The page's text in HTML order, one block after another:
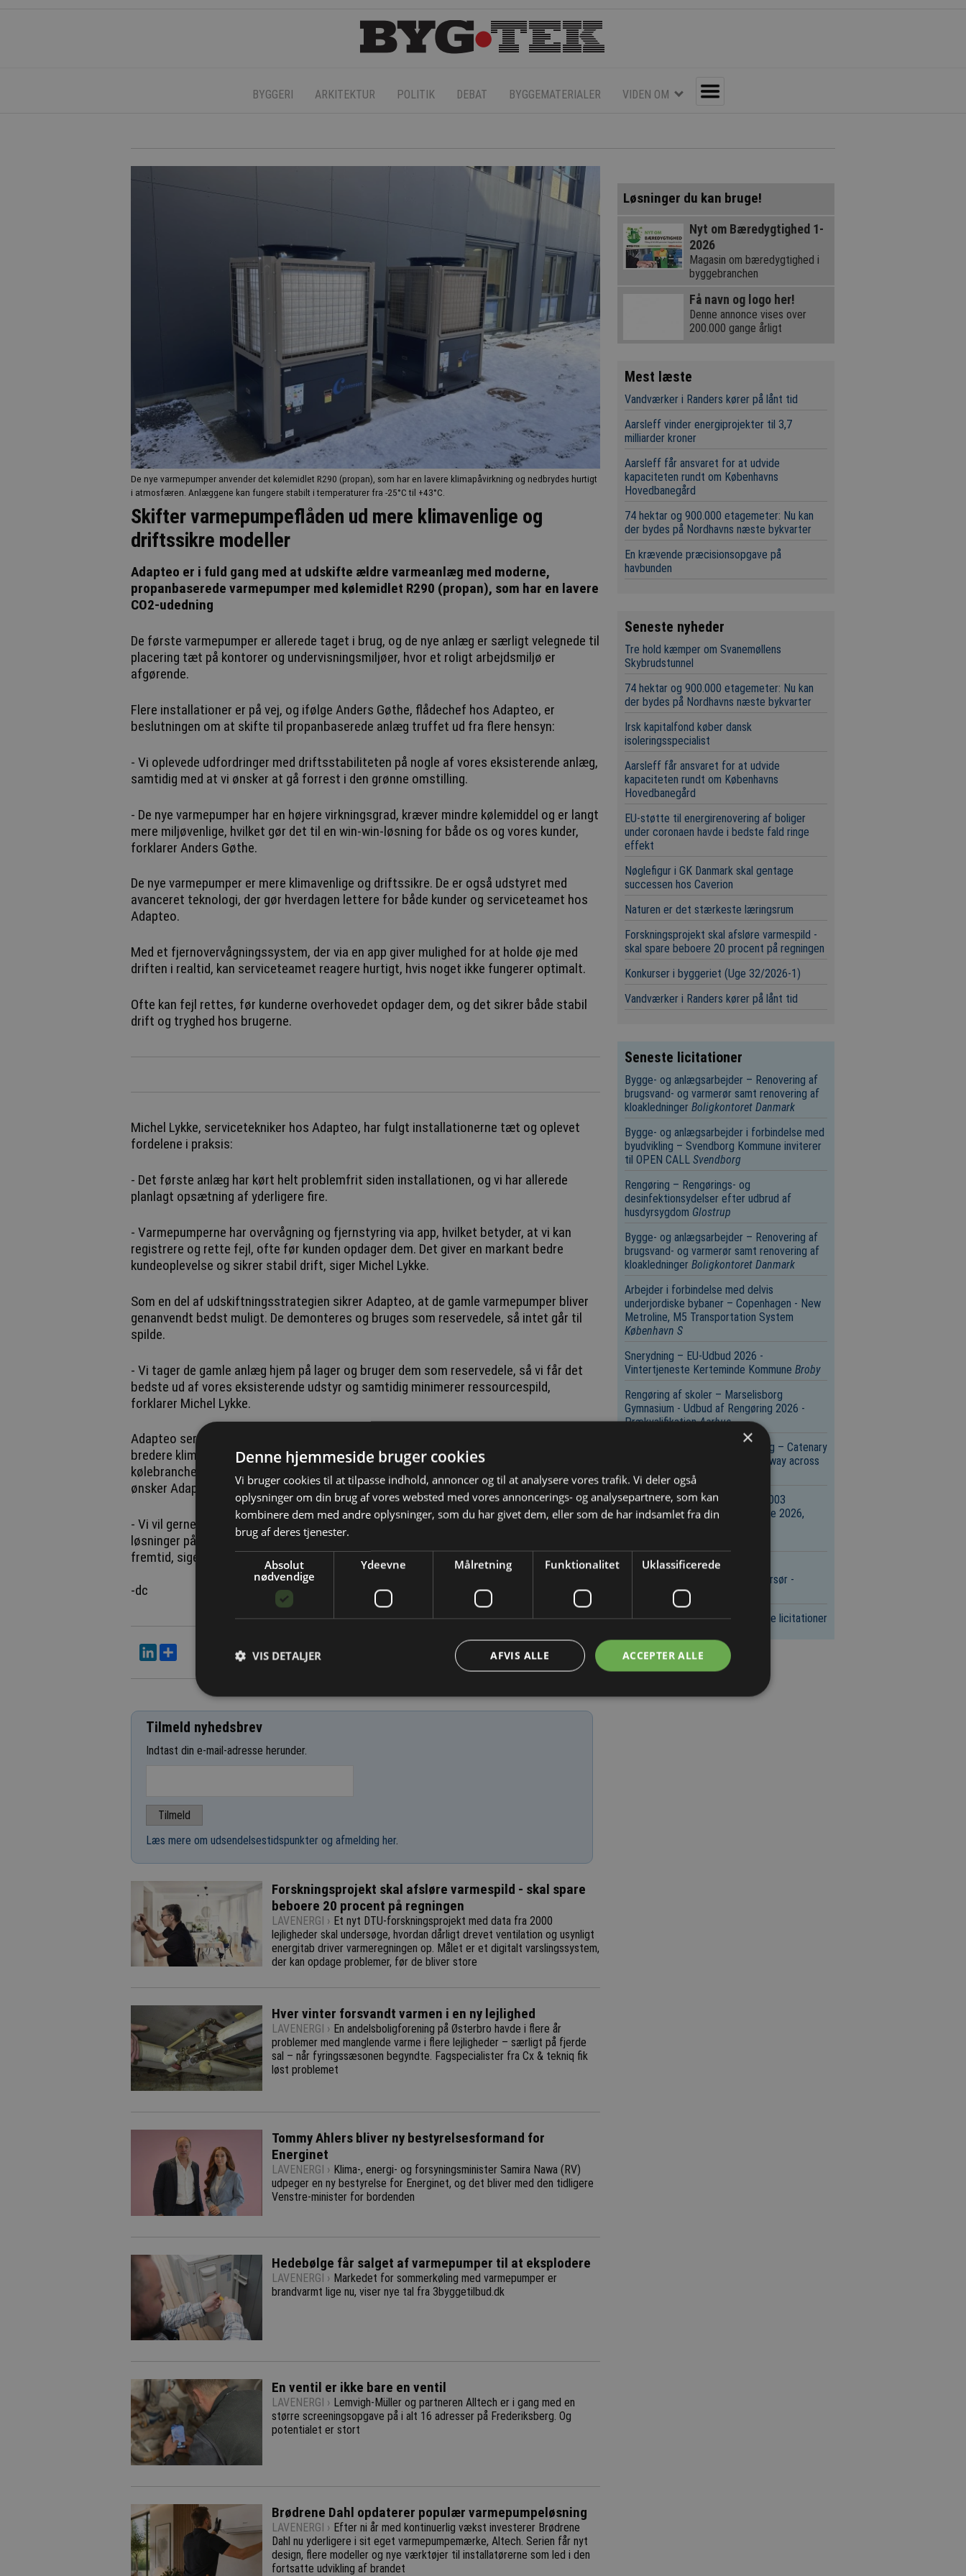
BYGGERI ARKITEKTUR POLITIK DEBAT BYGGEMATERIALER VIDEN OM
De nye varmepumper anvender det kølemidlet R290 (propan), som har en lavere klimapåvirkning og nedbrydes hurtigt
i atmosfæren. Anlæggene kan fungere stabilt i temperaturer fra -25°C til +43°C.
Skifter varmepumpeflåden ud mere klimavenlige og
driftssikre modeller
Adapteo er i fuld gang med at udskifte ældre varmeanlæg med moderne,
propanbaserede varmepumper med kølemidlet R290 (propan), som har en lavere
CO2-udedning
De første varmepumper er allerede taget i brug, og de nye anlæg er særligt velegnede til
placering tæt på kontorer og undervisningsmiljøer, hvor et roligt arbejdsmiljø er
afgørende.
Flere installationer er på vej, og ifølge Anders Gøthe, flådechef hos Adapteo, er
beslutningen om at skifte til propanbaserede anlæg truffet ud fra flere hensyn:
- Vi oplevede udfordringer med driftsstabiliteten på nogle af vores eksisterende anlæg,
samtidig med at vi ønsker at gå forrest i den grønne omstilling.
- De nye varmepumper har en højere virkningsgrad, kræver mindre kølemiddel og er langt
mere miljøvenlige, hvilket gør det til en win-win-løsning for både os og vores kunder,
forklarer Anders Gøthe.
De nye varmepumper er mere klimavenlige og driftssikre. De er også udstyret med
avanceret teknologi, der gør hverdagen lettere for både kunder og serviceteamet hos
Adapteo.
Med et fjernovervågningssystem, der via en app giver mulighed for at holde øje med
driften i realtid, kan serviceteamet reagere hurtigt, hvis noget ikke fungerer optimalt.
Ofte kan fejl rettes, før kunderne overhovedet opdager dem, og det sikrer både stabil
drift og tryghed hos brugerne.
Michel Lykke, servicetekniker hos Adapteo, har fulgt installationerne tæt og oplevet
fordelene i praksis:
- Det første anlæg har kørt helt problemfrit siden installationen, og vi har allerede
planlagt opsætning af yderligere fire.
- Varmepumperne har overvågning og fjernstyring via app, hvilket betyder, at vi kan
registrere og rette fejl, ofte før kunden opdager dem. Det giver en markant bedre
kundeoplevelse og sikrer stabil drift, siger Michel Lykke.
Som en del af udskiftningsstrategien sikrer Adapteo, at de gamle varmepumper bliver
genanvendt bedst muligt. De demonteres og bruges som reservedele, så intet går til
spilde.
- Vi tager de gamle anlæg hjem på lager og bruger dem som reservedele, så vi får det
bedste ud af vores eksisterende udstyr og samtidig minimerer ressourcespild,
forklarer Michel Lykke.
Adapteo ser skiftet mod varmepumper med kølemidlet R290 (propan) som en del af en
bredere klimavenlig strategi. Virksomheden forventer, at strengere miljøkrav i
kølebranchen vil drive en generel overgang til mere klimavenlige løsninger, og her
ønsker Adapteo at være på forkant.
- Vi vil gerne være ansvarlige og gå forrest med de mest driftssikre og miljøvenlige
løsninger på markedet. Det er en investering i både vores kunders og vores egen
fremtid, siger Anders Gøthe.
-dc
LinkedIn 20/2 2025
Tilmeld nyhedsbrev
Indtast din e-mail-adresse herunder.
Læs mere om udsendelsestidspunkter og afmelding her.
Forskningsprojekt skal afsløre varmespild - skal spare
beboere 20 procent på regningen
LAVENERGI › Et nyt DTU-forskningsprojekt med data fra 2000
lejligheder skal undersøge, hvordan dårligt drevet ventilation og usynligt
energitab driver varmeregningen op. Målet er et digitalt varslingssystem,
der kan opdage problemer, før de bliver store
Hver vinter forsvandt varmen i en ny lejlighed
LAVENERGI › En andelsboligforening på Østerbro havde i flere år
problemer med manglende varme i flere lejligheder – særligt på fjerde
sal – når fyringssæsonen begyndte. Fagspecialister fra Cx & tekniq fik
løst problemet
Tommy Ahlers bliver ny bestyrelsesformand for
Energinet
LAVENERGI › Klima-, energi- og forsyningsminister Samira Nawa (RV)
udpeger en ny bestyrelse for Energinet, og det bliver med den tidligere
Venstre-minister for bordenden
Hedebølge får salget af varmepumper til at eksplodere
LAVENERGI › Markedet for sommerkøling med varmepumper er
brandvarmt lige nu, viser nye tal fra 3byggetilbud.dk
En ventil er ikke bare en ventil
LAVENERGI › Lemvigh-Müller og partneren Alltech er i gang med en
større screeningsopgave på i alt 16 adresser på Frederiksberg. Og
potentialet er stort
Brødrene Dahl opdaterer populær varmepumpeløsning
LAVENERGI › Efter ni år med kontinuerlig vækst investerer Brødrene
Dahl nu yderligere i sit eget varmepumpemærke, Altech. Serien får nyt
design, flere modeller og nye værktøjer til installatørerne som led i den
fortsatte udvikling af brandet
Løsninger du kan bruge!
Nyt om Bæredygtighed 1-
2026
Magasin om bæredygtighed i
byggebranchen
Få navn og logo her!
Denne annonce vises over
200.000 gange årligt
Mest læste
Vandværker i Randers kører på lånt tid
Aarsleff vinder energiprojekter til 3,7
milliarder kroner
Aarsleff får ansvaret for at udvide
kapaciteten rundt om Københavns
Hovedbanegård
74 hektar og 900.000 etagemeter: Nu kan
der bydes på Nordhavns næste bykvarter
En krævende præcisionsopgave på
havbunden
Seneste nyheder
Tre hold kæmper om Svanemøllens
Skybrudstunnel
74 hektar og 900.000 etagemeter: Nu kan
der bydes på Nordhavns næste bykvarter
Irsk kapitalfond køber dansk
isoleringsspecialist
Aarsleff får ansvaret for at udvide
kapaciteten rundt om Københavns
Hovedbanegård
EU-støtte til energirenovering af boliger
under coronaen havde i bedste fald ringe
effekt
Nøglefigur i GK Danmark skal gentage
successen hos Caverion
Naturen er det stærkeste læringsrum
Forskningsprojekt skal afsløre varmespild -
skal spare beboere 20 procent på regningen
Konkurser i byggeriet (Uge 32/2026-1)
Vandværker i Randers kører på lånt tid
Seneste licitationer
Bygge- og anlægsarbejder – Renovering af
brugsvand- og varmerør samt renovering af
kloakledninger Boligkontoret Danmark
Bygge- og anlægsarbejder i forbindelse med
byudvikling – Svendborg Kommune inviterer
til OPEN CALL Svendborg
Rengøring – Rengørings- og
desinfektionsydelser efter udbrud af
husdyrsygdom Glostrup
Bygge- og anlægsarbejder – Renovering af
brugsvand- og varmerør samt renovering af
kloakledninger Boligkontoret Danmark
Arbejder i forbindelse med delvis
underjordiske bybaner – Copenhagen - New
Metroline, M5 Transportation System
København S
Snerydning – EU-Udbud 2026 -
Vintertjeneste Kerteminde Kommune Broby
Rengøring af skoler – Marselisborg
Gymnasium - Udbud af Rengøring 2026 -
PrækvalifikationAarhus
Anlægsarbejde: kørestrømsanlæg – Catenary
system - Electrification New railway across
West Funen
København V
Ingeniørvirksomhed – PA-TPD.R003
Rammeaftale om konsulentstøtte 2026,
Ingeniørvirksomhed – 2090.R01
Totalrådgivning Nødspor E20 Korsør ­
VemmelevKøbenhavn V
Se flere licitationer
×
Denne hjemmeside bruger cookies
Vi bruger cookies til at tilpasse indhold, annoncer og til at analysere vores trafik. Vi deler også
oplysninger om din brug af vores websted med vores annoncerings- og analysepartnere, som kan
kombinere dem med andre oplysninger, som du har givet dem, eller som de har indsamlet fra din
brug af deres tjenester.
Absolut
nødvendige
Ydeevne Målretning Funktionalitet Uklassificerede
ACCEPTER ALLE
AFVIS ALLE
VIS DETALJER